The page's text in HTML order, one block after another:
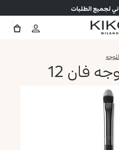
لجميع الطلبات
فان 12